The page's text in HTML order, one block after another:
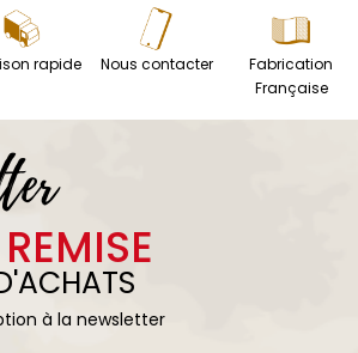
rapide Nous contacter
Fabrication
Française
à la newsletter